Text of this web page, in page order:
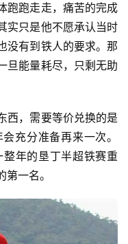
跑跑走走，痛苦的完成
实只是他不愿承认当时
没有到铁人的要求。那
旦能量耗尽，只剩无助
西，需要等价兑换的是
充分准备再来一次。
年的垦丁半超铁赛重
一名。